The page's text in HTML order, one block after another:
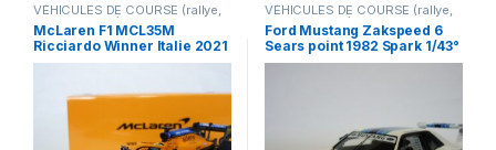
VÉHICULES DE COURSE (rallye,
Le Mans, F1 ...)
McLaren F1 MCL35M
Ricciardo Winner Italie 2021
Spark 1/43°
VÉHICULES DE COURSE (rallye,
Le Mans, F1 ...)
Ford Mustang Zakspeed 6
Sears point 1982 Spark 1/43°